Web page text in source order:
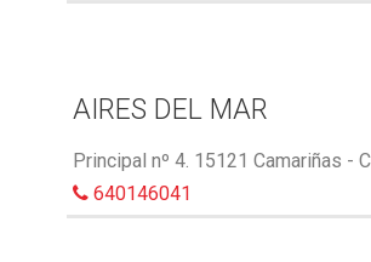
AIRES DEL MAR
Principal nº 4. 15121 Camariñas -
640146041